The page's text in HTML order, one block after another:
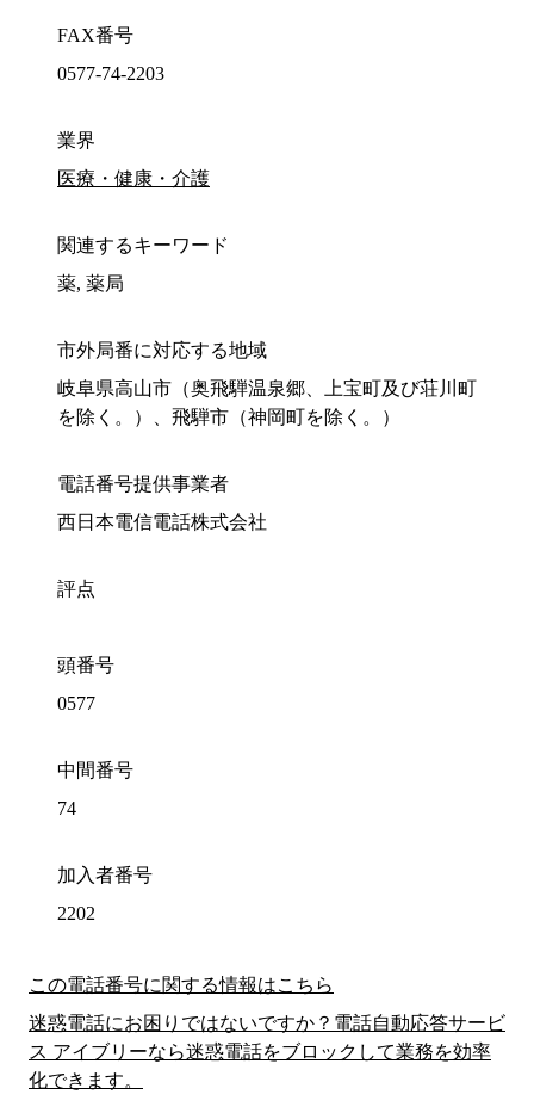
FAX番号
0577-74-2203
業界
医療・健康・介護
関連するキーワード
薬, 薬局
市外局番に対応する地域
岐阜県高山市（奥飛騨温泉郷、上宝町及び荘川町
を除く。）、飛騨市（神岡町を除く。）
電話番号提供事業者
西日本電信電話株式会社
評点
頭番号
0577
中間番号
74
加入者番号
2202
この電話番号に関する情報はこちら
迷惑電話にお困りではないですか？電話自動応答サービ
ス アイブリーなら迷惑電話をブロックして業務を効率
化できます。